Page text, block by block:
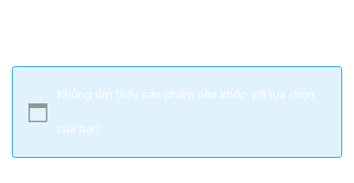
Không tìm thấy sản phẩm nào khớp với lựa chọn
của bạn.